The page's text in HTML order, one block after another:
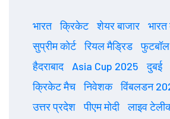
भारत क्रिकेट शेयर बाजार
भारत
सुप्रीम कोर्ट
रियल मैड्रिड फुटबॉल
हैदराबाद
Asia Cup 2025 दुबई
क्रिकेट मैच
निवेशक विंबलडन
उत्तर प्रदेश
पीएम मोदी
लाइव